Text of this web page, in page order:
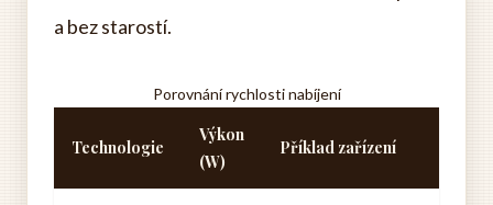
a bez starostí.
Porovnání rychlosti nabíjení
Technologie
Výkon
(W)
Příklad zařízení